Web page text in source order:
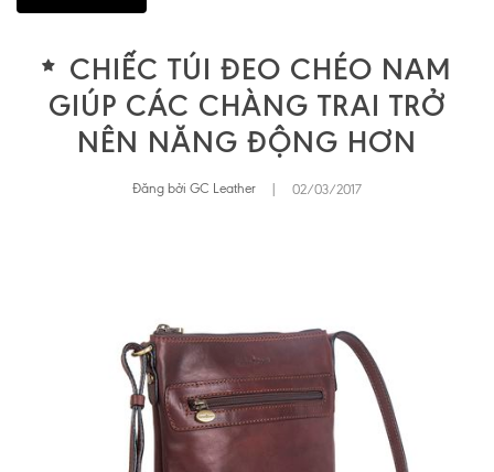
CHIẾC TÚI ĐEO CHÉO NAM
GIÚP CÁC CHÀNG TRAI TRỞ
NÊN NĂNG ĐỘNG HƠN
Đăng bởi GC Leather 02/03/2017